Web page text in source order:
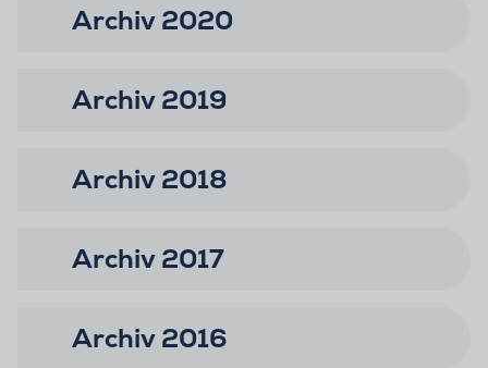
Archiv 2020
Archiv 2019
Archiv 2018
Archiv 2017
Archiv 2016